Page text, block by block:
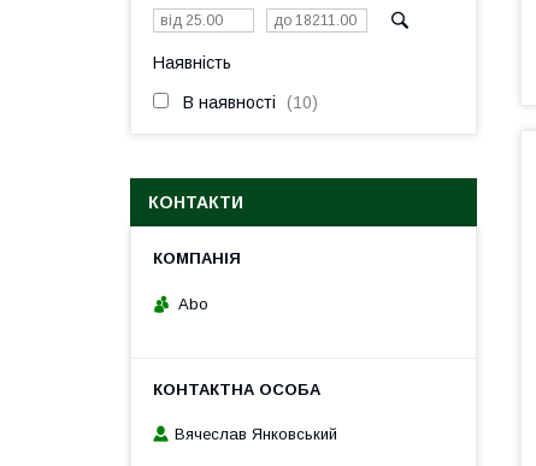
Наявність
В наявності 10
КОНТАКТИ
Abo
Вячеслав Янковський